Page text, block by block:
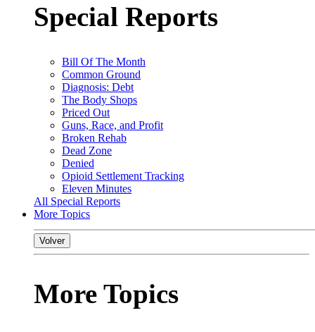
Special Reports
Bill Of The Month
Common Ground
Diagnosis: Debt
The Body Shops
Priced Out
Guns, Race, and Profit
Broken Rehab
Dead Zone
Denied
Opioid Settlement Tracking
Eleven Minutes
All Special Reports
More Topics
Volver
More Topics